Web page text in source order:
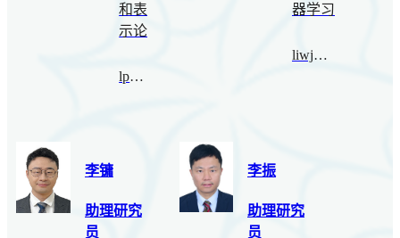
和表
示论
lpg22@bimsa.cn
器学习
liwj@bimsa.cn
李镛
助理研究
员
李振
助理研究
员